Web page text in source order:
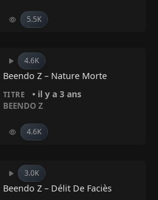
5.5K
4.6K
Beendo Z – Nature Morte
TITRE • il y a 3 ans
BEENDO Z
4.6K
3.0K
Beendo Z – Délit De Faciès